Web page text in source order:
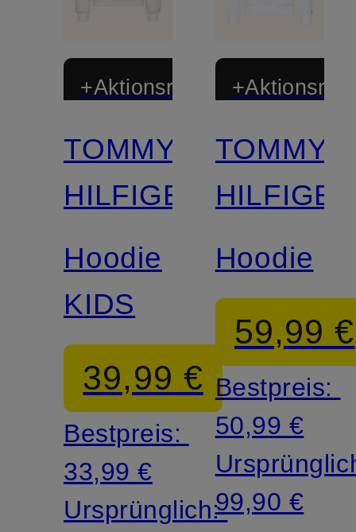
+Aktionsrabatt
TOMMY
HILFIGER
Hoodie
KIDS
39,99 €
Bestpreis:
33,99 €
Ursprünglich:
TOMMY
Hoodie
59,99 €
Bestpreis:
50,99 €
99,90 €